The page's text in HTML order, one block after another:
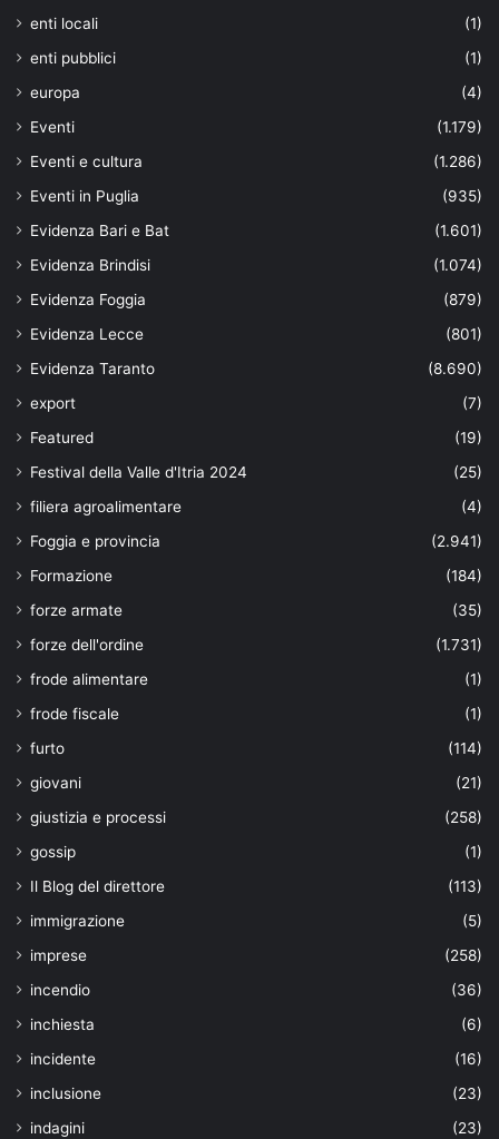
enti locali
(1)
enti pubblici
(1)
europa
(4)
Eventi
(1.179)
Eventi e cultura
(1.286)
Eventi in Puglia
(935)
Evidenza Bari e Bat
(1.601)
Evidenza Brindisi
(1.074)
Evidenza Foggia
(879)
Evidenza Lecce
(801)
Evidenza Taranto
(8.690)
export
(7)
Featured
(19)
Festival della Valle d'Itria 2024
(25)
filiera agroalimentare
(4)
Foggia e provincia
(2.941)
Formazione
(184)
forze armate
(35)
forze dell'ordine
(1.731)
frode alimentare
(1)
frode fiscale
(1)
furto
(114)
giovani
(21)
giustizia e processi
(258)
gossip
(1)
Il Blog del direttore
(113)
immigrazione
(5)
imprese
(258)
incendio
(36)
inchiesta
(6)
incidente
(16)
inclusione
(23)
indagini
(23)